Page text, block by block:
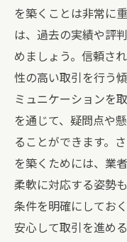
を築くことは非常に
は、過去の実績や評
めましょう。信頼さ
性の高い取引を行う
ミュニケーションを
を通じて、疑問点や
ることができます。
を築くためには、業
柔軟に対応する姿勢
条件を明確にしてお
安心して取引を進め